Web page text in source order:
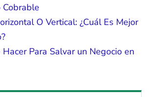
O Vertical: ¿Cuál Es Mejor
Hacer Para Salvar un Negocio en